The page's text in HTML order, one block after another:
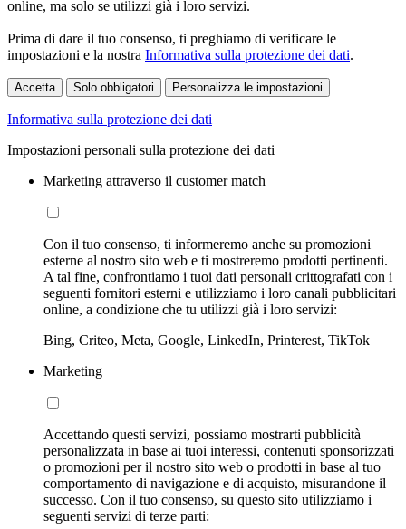
online, ma solo se utilizzi già i loro servizi.
Prima di dare il tuo consenso, ti preghiamo di verificare le
impostazioni e la nostra Informativa sulla protezione dei dati.
Accetta Solo obbligatori Personalizza le impostazioni
Informativa sulla protezione dei dati
Impostazioni personali sulla protezione dei dati
Marketing attraverso il customer match
Con il tuo consenso, ti informeremo anche su promozioni
esterne al nostro sito web e ti mostreremo prodotti pertinenti.
A tal fine, confrontiamo i tuoi dati personali crittografati con i
seguenti fornitori esterni e utilizziamo i loro canali pubblicitari
online, a condizione che tu utilizzi già i loro servizi:
Bing, Criteo, Meta, Google, LinkedIn, Printerest, TikTok
Marketing
Accettando questi servizi, possiamo mostrarti pubblicità
personalizzata in base ai tuoi interessi, contenuti sponsorizzati
o promozioni per il nostro sito web o prodotti in base al tuo
comportamento di navigazione e di acquisto, misurandone il
successo. Con il tuo consenso, su questo sito utilizziamo i
seguenti servizi di terze parti: